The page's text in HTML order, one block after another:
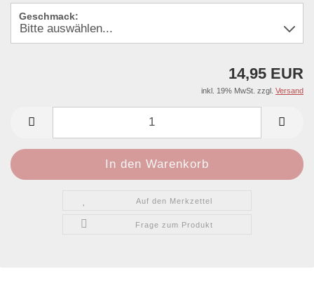
Geschmack:
14,95 EUR
inkl. 19% MwSt. zzgl. Versand
Auf den Merkzettel
Frage zum Produkt